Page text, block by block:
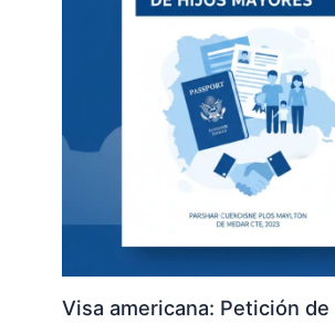
Visa americana: Petición de